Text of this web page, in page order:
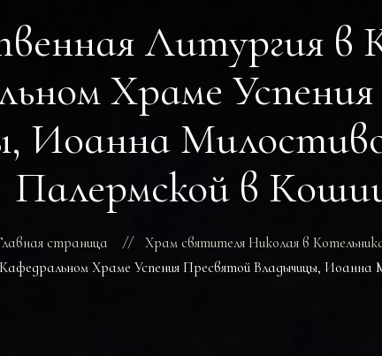
ОБЪЯВЛЕНИЯ
ГАЛЕРЕЯ
КОНТАКТЫ
Литургия в
Храме
Иоанна
Палермской в
страница
Храм святителя Николая в
Храме Успения Пресвятой Владычицы, Иоанна